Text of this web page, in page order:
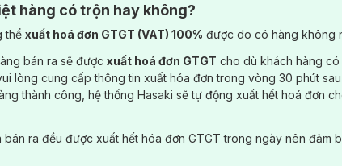
hàng có trộn hay không?
thể xuất hoá đơn GTGT (VAT) 100% được do có hàng không
bán ra sẽ được xuất hoá đơn GTGT cho dù khách hàng
lòng cung cấp thông tin xuất hóa đơn trong vòng 30 phút
thành công, hệ thống Hasaki sẽ tự động xuất hết hoá đơn
bán ra đều được xuất hết hóa đơn GTGT trong ngày nên đảm